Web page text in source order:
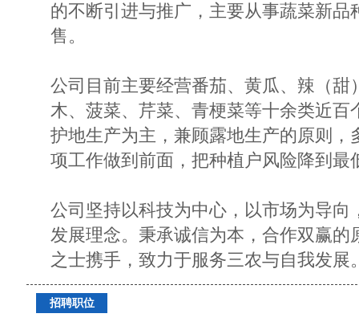
的不断引进与推广，主要从事蔬菜新
售。
公司目前主要经营番茄、黄瓜、辣（甜
木、菠菜、芹菜、青梗菜等十余类近百
护地生产为主，兼顾露地生产的原则，
项工作做到前面，把种植户风险降到最
公司坚持以科技为中心，以市场为导向
发展理念。秉承诚信为本，合作双赢的
之士携手，致力于服务三农与自我发展
招聘职位